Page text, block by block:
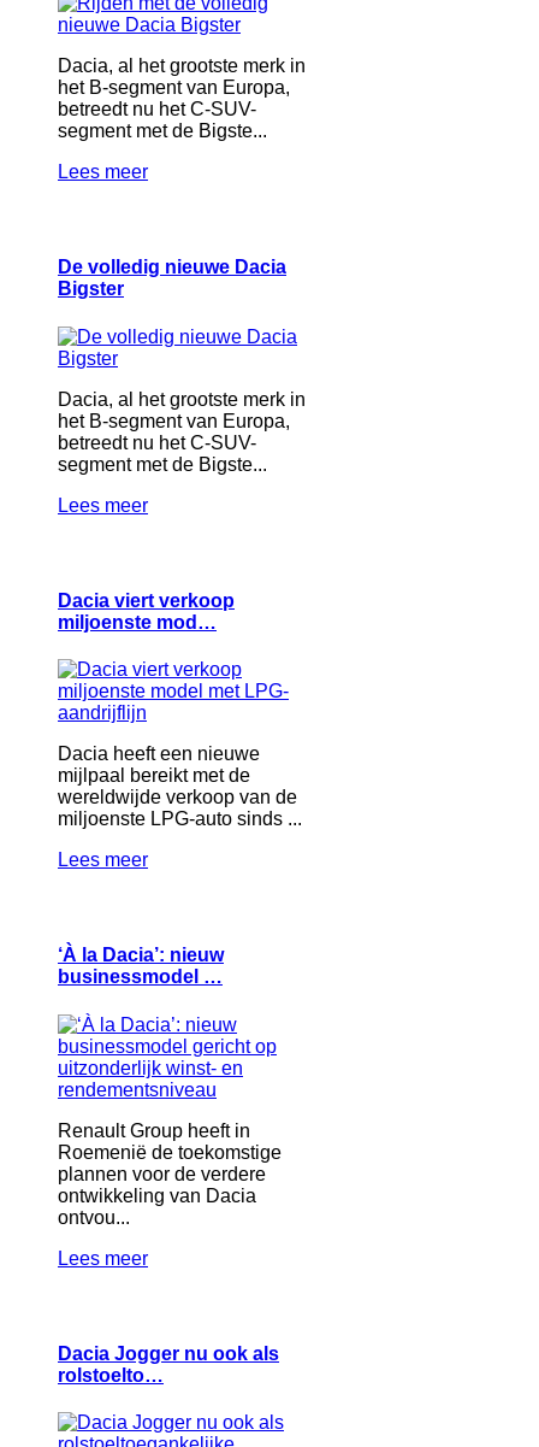
Dacia, al het grootste merk in
het B-segment van Europa,
betreedt nu het C-SUV-
segment met de Bigste...
Lees meer
De volledig nieuwe Dacia
Bigster
Dacia, al het grootste merk in
het B-segment van Europa,
betreedt nu het C-SUV-
segment met de Bigste...
Lees meer
Dacia viert verkoop
miljoenste mod…
Dacia heeft een nieuwe
mijlpaal bereikt met de
wereldwijde verkoop van de
miljoenste LPG-auto sinds ...
Lees meer
‘À la Dacia’: nieuw
businessmodel …
Renault Group heeft in
Roemenië de toekomstige
plannen voor de verdere
ontwikkeling van Dacia
ontvou...
Lees meer
Dacia Jogger nu ook als
rolstoelto…